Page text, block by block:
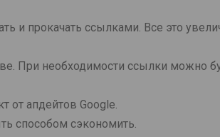
и прокачать ссылками. Все это
При необходимости ссылки можно
апдейтов Google.
способом сэкономить.